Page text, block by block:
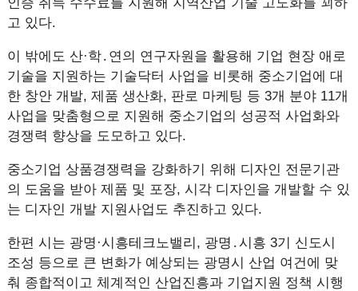
고 있다.
이 밖에도 산·학․연의 연구자원을 활용해 기업 현장 애로
기술을 지원하는 기술닥터 사업을 비롯해 중소기업에 대
한 창안 개발, 제품 생산화, 판로 마케팅 등 3개 분야 11개
사업을 맞춤형으로 지원해 중소기업의 성공적 사업화와
경쟁력 향상을 도모하고 있다.
중소기업 상품경쟁력을 강화하기 위해 디자인 전문기관
의 도움을 받아 제품 및 포장, 시각 디자인을 개발할 수 있
는 디자인 개발 지원사업도 추진하고 있다.
한편 시는 광명·시흥테크노밸리, 광명․시흥 3기 신도시
조성 등으로 큰 변화가 예상되는 광명시 산업 여건에 맞
춰 종합적이고 체계적인 산업진흥과 기업지원 정책 시행